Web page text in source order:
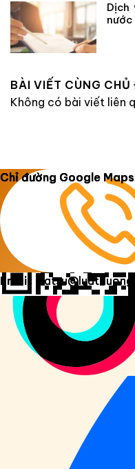
Dịch
BÀI VIẾT CÙNG CHỦ
Không có bài viết liên
Copyright